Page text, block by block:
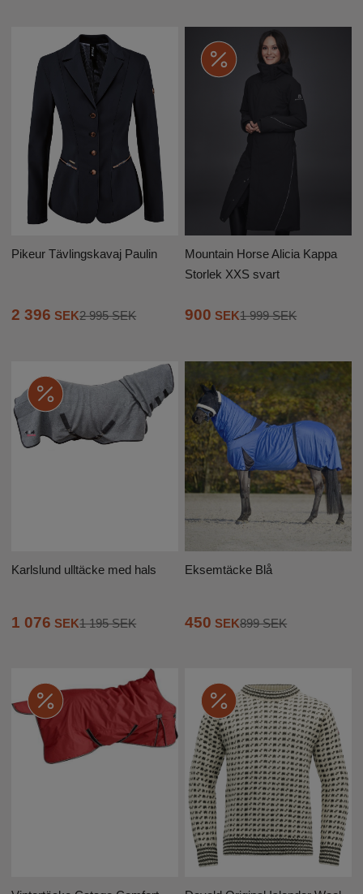
Pikeur Tävlingskavaj Paulin
2 396 SEK2 995 SEK
Mountain Horse Alicia Kappa
Storlek XXS svart
900 SEK1 999 SEK
Karlslund ulltäcke med hals
1 076 SEK1 195 SEK
Eksemtäcke Blå
450 SEK899 SEK